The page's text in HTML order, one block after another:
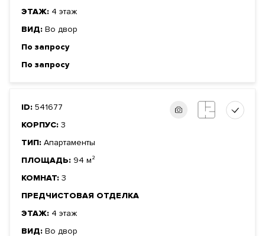
ЭТАЖ: 4 этаж
ВИД: Во двор
По запросу
По запросу
ID: 541677
КОРПУС: 3
ТИП: Апартаменты
ПЛОЩАДЬ: 94 м²
КОМНАТ: 3
ПРЕДЧИСТОВАЯ ОТДЕЛКА
ЭТАЖ: 4 этаж
ВИД: Во двор